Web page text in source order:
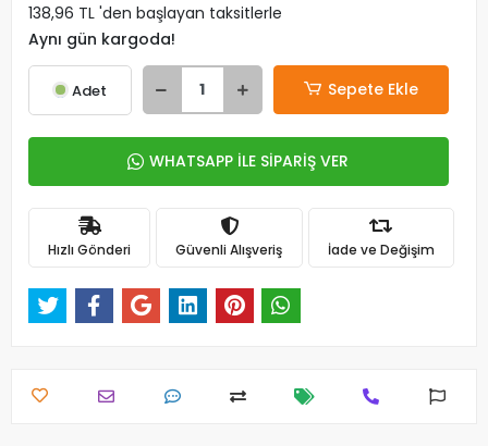
138,96 TL 'den başlayan taksitlerle
Aynı gün kargoda!
Adet Sepete Ekle
WHATSAPP İLE SİPARİŞ VER
Hızlı Gönderi Güvenli Alışveriş İade ve Değişim